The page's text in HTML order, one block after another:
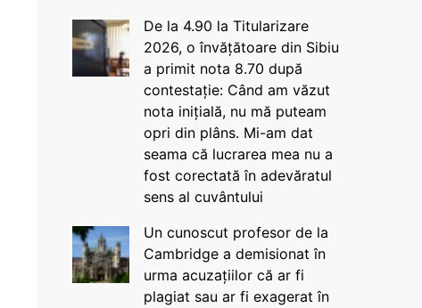
De la 4.90 la Titularizare
2026, o învățătoare din Sibiu
a primit nota 8.70 după
contestație: Când am văzut
nota inițială, nu mă puteam
opri din plâns. Mi-am dat
seama că lucrarea mea nu a
fost corectată în adevăratul
sens al cuvântului
Un cunoscut profesor de la
Cambridge a demisionat în
urma acuzațiilor că ar fi
plagiat sau ar fi exagerat în